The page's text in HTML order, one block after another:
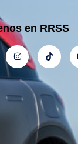
en RRSS